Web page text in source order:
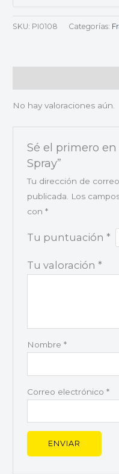
SKU: PI0108 Categorías:
No hay valoraciones aún.
Sé el primero en
Spray”
Tu dirección de
publicada.
Los
con *
Tu puntuación *
Tu valoración *
Nombre *
Correo electrónico *